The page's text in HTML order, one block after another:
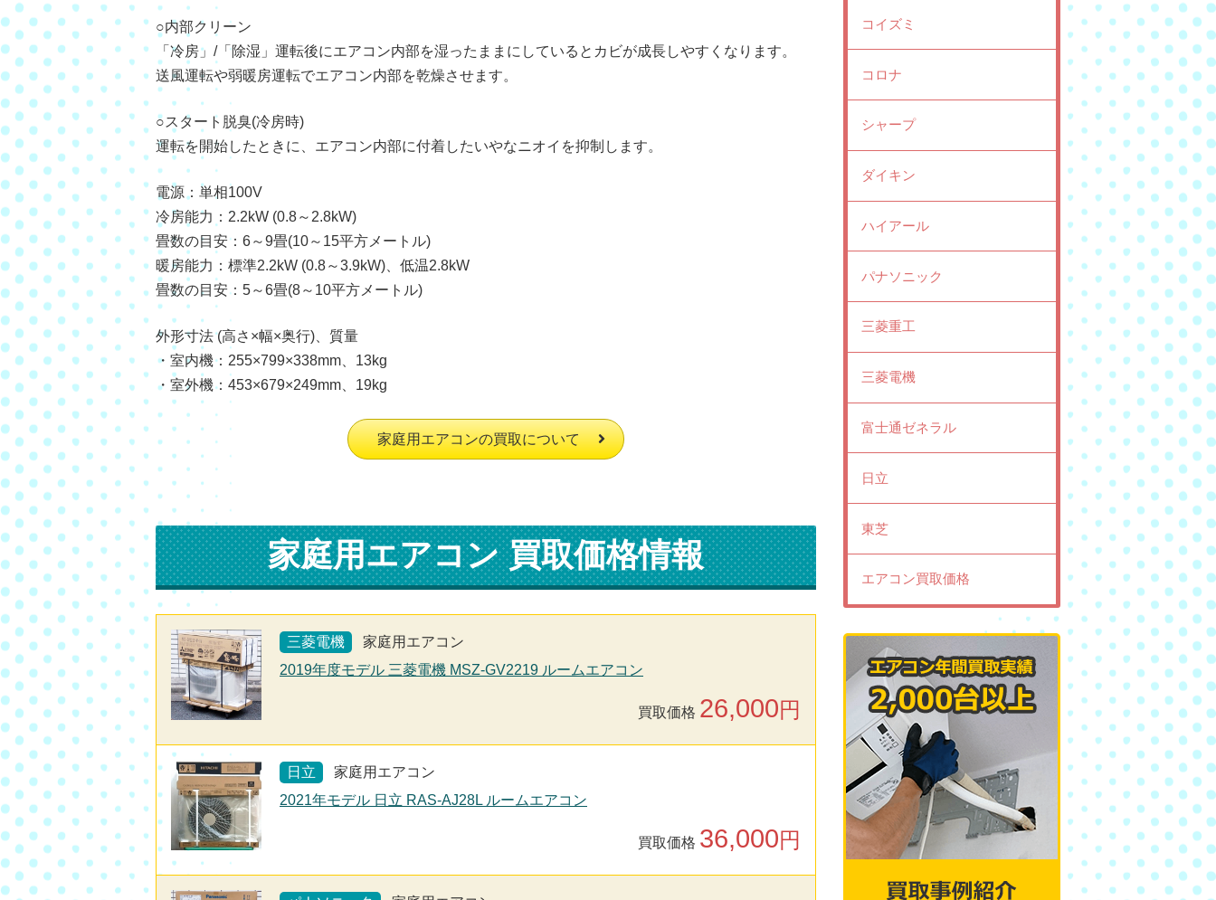
○内部クリーン
「冷房」/「除湿」運転後にエアコン内部を湿ったままにしているとカビが成長しやすくなります。
送風運転や弱暖房運転でエアコン内部を乾燥させます。
○スタート脱臭(冷房時)
運転を開始したときに、エアコン内部に付着したいやなニオイを抑制します。
電源：単相100V
冷房能力：2.2kW (0.8～2.8kW)
畳数の目安：6～9畳(10～15平方メートル)
暖房能力：標準2.2kW (0.8～3.9kW)、低温2.8kW
畳数の目安：5～6畳(8～10平方メートル)
外形寸法 (高さ×幅×奥行)、質量
・室内機：255×799×338mm、13kg
・室外機：453×679×249mm、19kg
家庭用エアコンの買取について
家庭用エアコン 買取価格情報
三菱電機
家庭用エアコン
2019年度モデル 三菱電機 MSZ-GV2219 ルームエアコン
買取価格 26,000円
日立
家庭用エアコン
2021年モデル 日立 RAS-AJ28L ルームエアコン
買取価格 36,000円
コイズミ
コロナ
シャープ
ダイキン
ハイアール
パナソニック
三菱重工
三菱電機
富士通ゼネラル
日立
東芝
エアコン買取価格